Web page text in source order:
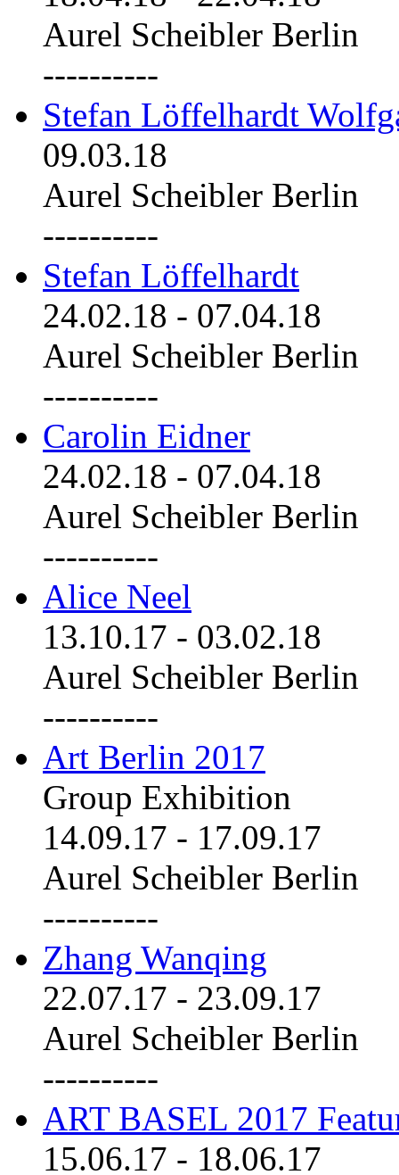
Aurel Scheibler Berlin
----------
Stefan Löffelhardt
09.03.18
Aurel Scheibler Berlin
----------
Stefan Löffelhardt
24.02.18 - 07.04.18
Aurel Scheibler Berlin
----------
Carolin Eidner
24.02.18 - 07.04.18
Aurel Scheibler Berlin
----------
Alice Neel
13.10.17 - 03.02.18
Aurel Scheibler Berlin
----------
Art Berlin 2017
Group Exhibition
14.09.17 - 17.09.17
Aurel Scheibler Berlin
----------
Zhang Wanqing
22.07.17 - 23.09.17
Aurel Scheibler Berlin
----------
ART BASEL 2017
15.06.17 - 18.06.17